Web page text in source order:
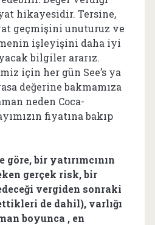
hikayesidir. Tersine,
geçmişini unuturuz ve
işleyişini daha iyi
bilgiler ararız.
için her gün See’s ya
değerine bakmamıza
neden Coca-
fiyatına bakıp
göre, bir yatırımcının
gerçek risk, bir
vergiden sonraki
de dahil), varlığı
boyunca , en